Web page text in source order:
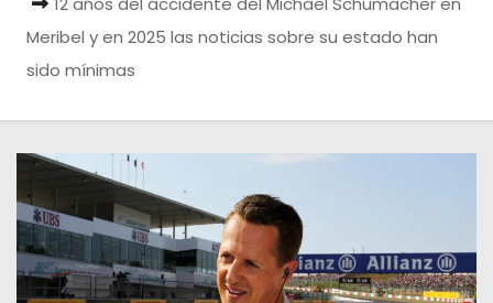
Meribel y en 2025 las noticias sobre su estado han
sido mínimas